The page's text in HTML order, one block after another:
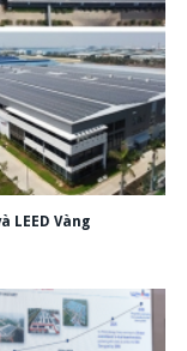
LEED Vàng